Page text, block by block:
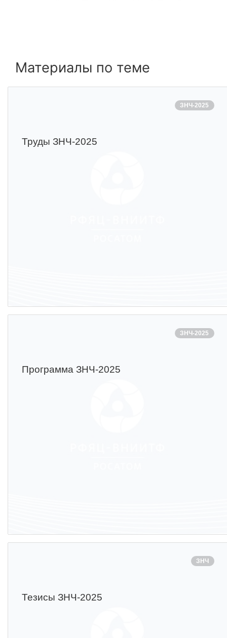
Материалы по теме
ЗНЧ-2025
Труды ЗНЧ-2025
ЗНЧ-2025
Программа ЗНЧ-2025
ЗНЧ
Тезисы ЗНЧ-2025